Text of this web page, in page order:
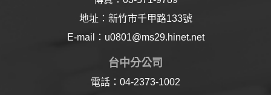
地址：新竹市千甲路133號
E-mail：u0801@ms29.hinet.net
台中分公司
電話：04-2373-1002